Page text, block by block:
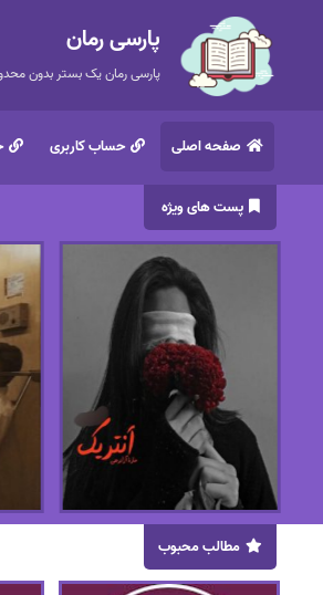
پارسی رمان
پارسی رمان یک بستر بدون
صفحه اصلی حساب کاربری
پست های ویژه
مطالب محبوب